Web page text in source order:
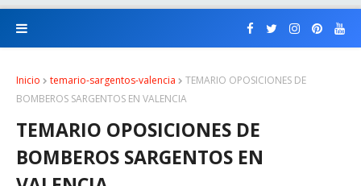
Inicio temario-sargentos-valencia
TEMARIO OPOSICIONES DE
BOMBEROS SARGENTOS EN VALENCIA
TEMARIO OPOSICIONES DE
BOMBEROS SARGENTOS EN